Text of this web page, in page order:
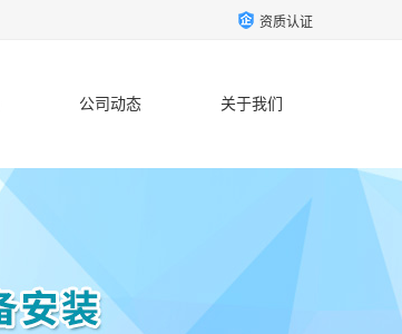
资质认证
公司动态 关于我们